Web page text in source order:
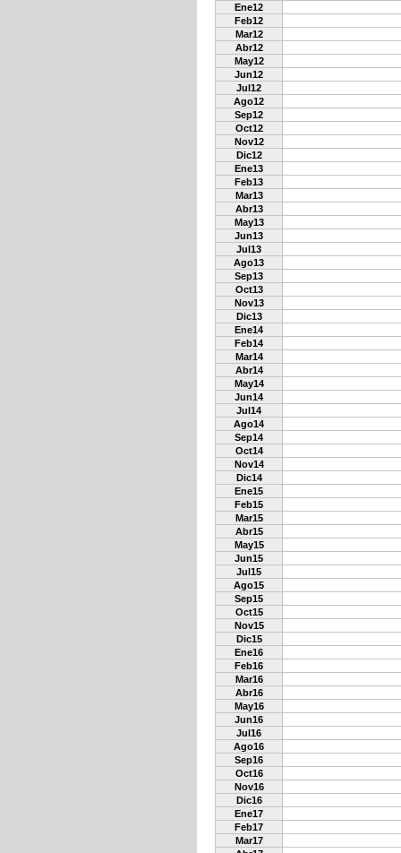
Ene12
Feb12
Mar12
Abr12
May12
Jun12
Jul12
Ago12
Sep12
Oct12
Nov12
Dic12
Ene13
Feb13
Mar13
Abr13
May13
Jun13
Jul13
Ago13
Sep13
Oct13
Nov13
Dic13
Ene14
Feb14
Mar14
Abr14
May14
Jun14
Jul14
Ago14
Sep14
Oct14
Nov14
Dic14
Ene15
Feb15
Mar15
Abr15
May15
Jun15
Jul15
Ago15
Sep15
Oct15
Nov15
Dic15
Ene16
Feb16
Mar16
Abr16
May16
Jun16
Jul16
Ago16
Sep16
Oct16
Nov16
Dic16
Ene17
Feb17
Mar17